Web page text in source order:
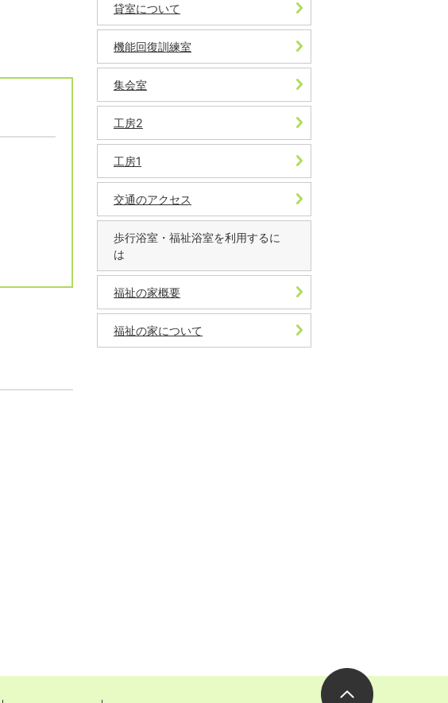
貸室について
機能回復訓練室
集会室
工房2
工房1
交通のアクセス
歩行浴室・福祉浴室を利用するに
は
福祉の家概要
福祉の家について